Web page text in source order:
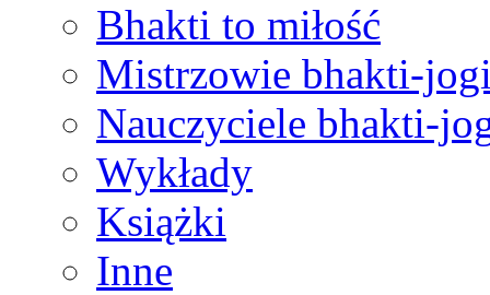
Bhakti to miłość
Mistrzowie bhakti-
Nauczyciele bhakti-
Wykłady
Książki
Inne